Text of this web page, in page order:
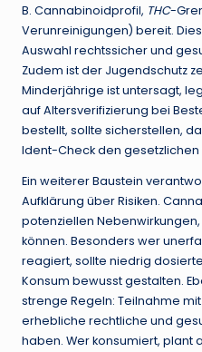
B. Cannabinoidprofil, THC-
Verunreinigungen) bereit.
Auswahl rechtssicher und
Zudem ist der Jugendschutz
Minderjährige ist untersagt,
auf Altersverifizierung bei
bestellt, sollte sicherstellen,
Ident-Check den
Ein weiterer Baustein
Aufklärung über Risiken.
potenziellen
können. Besonders wer
reagiert, sollte niedrig
Konsum bewusst gestalten.
strenge Regeln: Teilnahme
erhebliche rechtliche und
haben. Wer konsumiert, plant